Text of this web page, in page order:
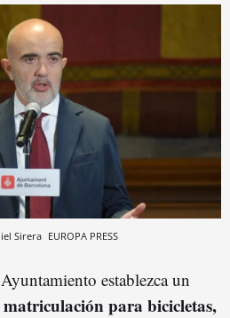
Sirera EUROPA PRESS
establezca un
para bicicletas,